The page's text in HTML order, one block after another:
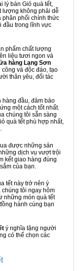
lý bán Giỏ quà tết,
lượng không phải dễ
phân phối chính thức
đầu trong lĩnh vực
phẩm chất lượng
liệu tươi ngon và
hàng Lạng Sơn
và độc đáo, tạo
thân yêu, đối tác
hàng đầu, đảm bảo
một cách tốt nhất.
chúng tôi sẵn sàng
quà tết phù hợp nhất,
được những sản
dịch vụ vượt trội
kết giao hàng đúng
của bạn.
tết này trở nên ý
tôi ngay hôm
những món quà tết
hành cùng bạn
ý nghĩa tặng người
có thể chọn các